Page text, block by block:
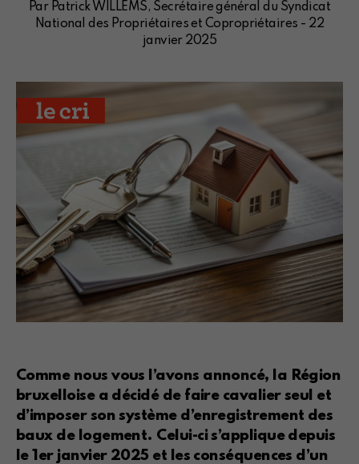
Par Patrick WILLEMS, Secrétaire général du Syndicat
National des Propriétaires et Copropriétaires - 22
janvier 2025
Comme nous vous l’avons annoncé, la Région
bruxelloise a décidé de faire cavalier seul et
d’imposer son système d’enregistrement des
baux de logement. Celui-ci s’applique depuis
le 1er janvier 2025 et les conséquences d’un